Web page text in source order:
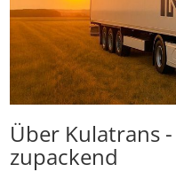
Über Kulatrans
zupackend